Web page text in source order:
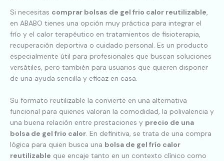
Si necesitas comprar bolsas de gel frio calor reutilizable,
en ABABO tienes una opción muy práctica para integrar el
frío y el calor terapéutico en tratamientos de fisioterapia,
recuperación deportiva o cuidado personal. Es un producto
especialmente útil para profesionales que buscan soluciones
versátiles, pero también para usuarios que quieren disponer
de una ayuda sencilla y eficaz en casa.
Su formato reutilizable la convierte en una alternativa
funcional para quienes valoran la comodidad, la polivalencia y
una buena relación entre prestaciones y precio de una
bolsa de gel frio calor. En definitiva, se trata de una compra
lógica para quien busca una bolsa de gel frío calor
reutilizable que encaje tanto en un contexto clínico como